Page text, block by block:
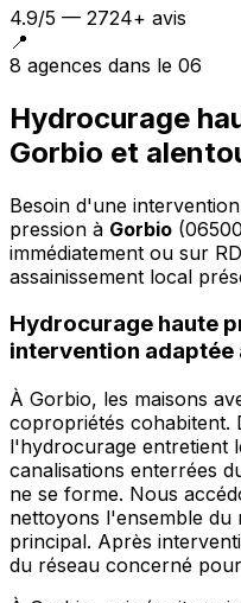
4.9/5 — 2724+ avis
📍
8 agences dans le 06
Hydrocurage
Gorbio et
Besoin d'une
pression à Gorbio
immédiatement ou sur
assainissement local
Hydrocurage haute
intervention
À Gorbio, les maisons
copropriétés cohabitent.
l'hydrocurage entretient
canalisations enterrées
ne se forme. Nous
nettoyons l'ensemble
principal. Après
du réseau concerné